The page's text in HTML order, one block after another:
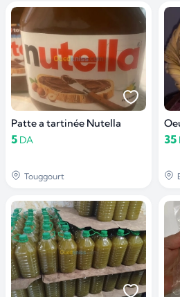
Patte a tartinée Nutella
5 DA
Touggourt
35